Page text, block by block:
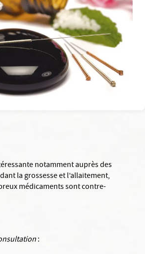
notamment auprès des
la grossesse et l’allaitement,
médicaments sont contre-
: